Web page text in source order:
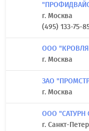
г. Москва
(495) 133-75-
ООО
г. Москва
ЗАО
г. Москва
ООО "САТУРН
г. Санкт-